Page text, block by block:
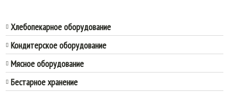
Хлебопекарное оборудование
Кондитерское оборудование
Мясное оборудование
Бестарное хранение